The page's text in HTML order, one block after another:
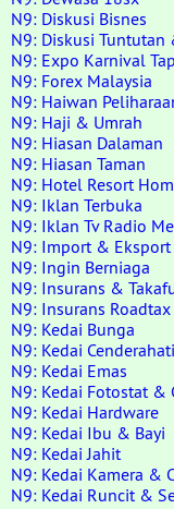
N9: Diskusi Bisnes
N9: Diskusi Tuntutan
N9: Expo Karnival
N9: Forex Malaysia
N9: Haiwan
N9: Haji & Umrah
N9: Hiasan Dalaman
N9: Hiasan Taman
N9: Hotel Resort
N9: Iklan Terbuka
N9: Iklan Tv Radio
N9: Import & Eksport
N9: Ingin Berniaga
N9: Insurans &
N9: Insurans Roadtax
N9: Kedai Bunga
N9: Kedai
N9: Kedai Emas
N9: Kedai Fotostat &
N9: Kedai Hardware
N9: Kedai Ibu & Bayi
N9: Kedai Jahit
N9: Kedai Kamera &
N9: Kedai Runcit &